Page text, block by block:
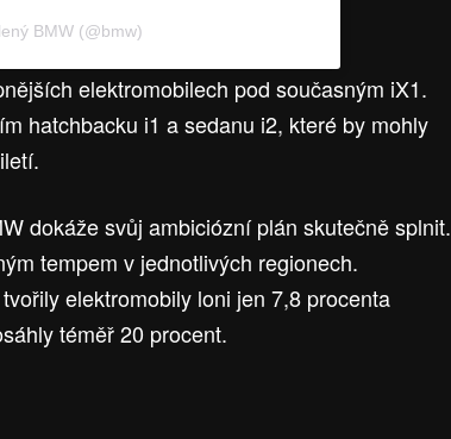
BMW (@bmw)
elektromobilech pod současným iX1.
hatchbacku i1 a sedanu i2, které by mohly
dokáže svůj ambiciózní plán skutečně splnit.
tempem v jednotlivých regionech.
elektromobily loni jen 7,8 procenta
téměř 20 procent.